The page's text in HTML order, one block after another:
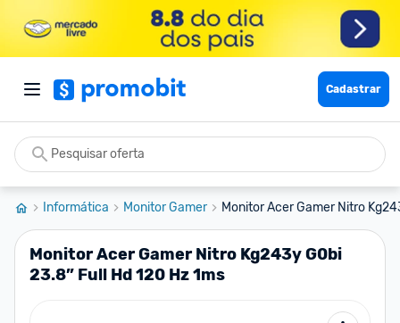
Cadastrar
Informática Monitor Gamer Monitor Acer Gamer Nitro
Monitor Acer Gamer Nitro Kg243y G0bi
23.8” Full Hd 120 Hz 1ms